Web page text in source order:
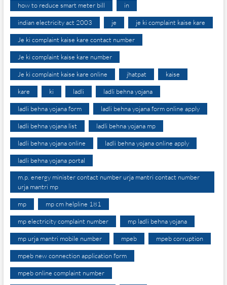
how to reduce smart meter bill in
indian electricity act 2003 je je ki complaint kaise kare
Je ki complaint kaise kare contact number
Je ki complaint kaise kare number
Je ki complaint kaise kare online jhatpat kaise
kare ki ladli ladli behna yojana
ladli behna yojana form ladli behna yojana form online apply
ladli behna yojana list ladli behna yojana mp
ladli behna yojana online ladli behna yojana online apply
ladli behna yojana portal
m.p. energy minister contact number urja mantri contact number
urja mantri mp
mp mp cm helpline 181
mp electricity complaint number mp ladli behna yojana
mp urja mantri mobile number mpeb mpeb corruption
mpeb new connection application form
mpeb online complaint number